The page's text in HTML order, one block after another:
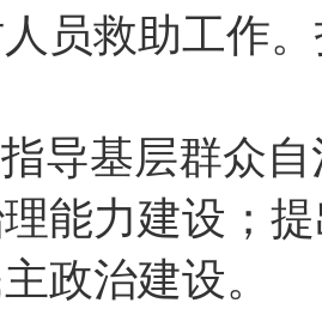
员救助工作
导基层群众
能力建设；
政治建设。